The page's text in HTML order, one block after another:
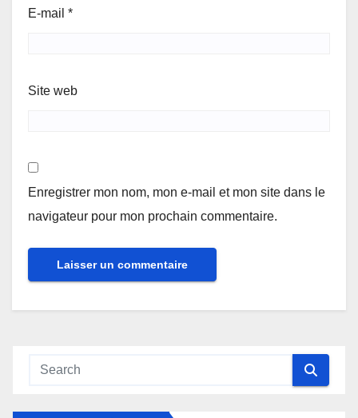
E-mail *
Site web
Enregistrer mon nom, mon e-mail et mon site dans le
navigateur pour mon prochain commentaire.